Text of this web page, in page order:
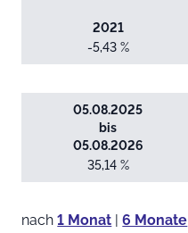
2021
-5,43 %
05.08.2025
bis
05.08.2026
35,14 %
nach1 Monat |6 Monate